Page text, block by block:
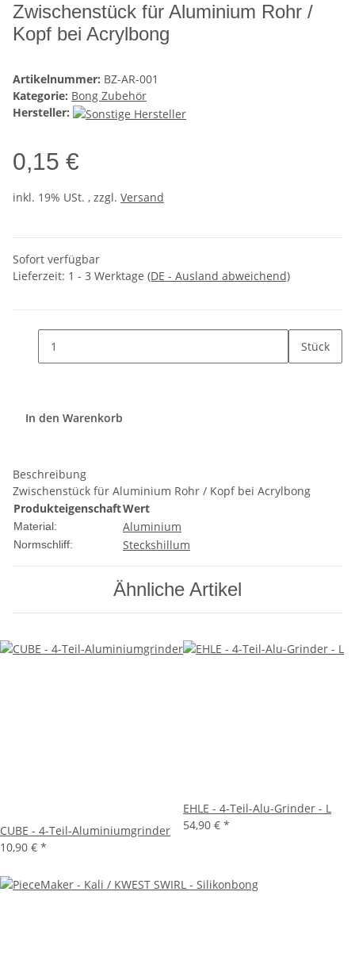
Zwischenstück für Aluminium Rohr /
Kopf bei Acrylbong
Artikelnummer: BZ-AR-001
Kategorie: Bong Zubehör
Hersteller:
0,15 €
inkl. 19% USt. , zzgl. Versand
Sofort verfügbar
Lieferzeit: 1 - 3 Werktage (DE - Ausland abweichend)
Stück
In den Warenkorb
Beschreibung
Zwischenstück für Aluminium Rohr / Kopf bei Acrylbong
ProdukteigenschaftWert
Material: Aluminium
Normschliff: Steckshillum
Ähnliche Artikel
CUBE - 4-Teil-Aluminiumgrinder
10,90 € *
EHLE - 4-Teil-Alu-Grinder - L
54,90 € *